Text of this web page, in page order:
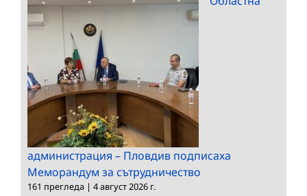
администрация – Пловдив подписаха
Меморандум за сътрудничество
161 прегледа | 4 август 2026 г.